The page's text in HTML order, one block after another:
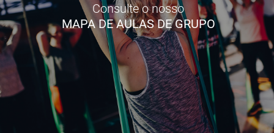
Consulte o nosso
MAPA DE AULAS DE GRUPO